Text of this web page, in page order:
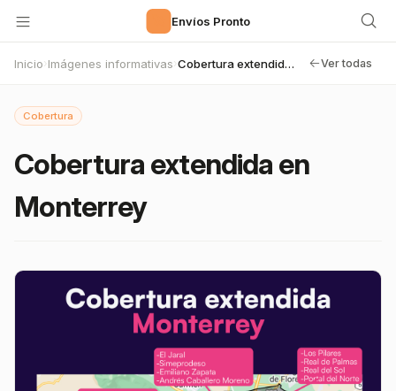
Envíos Pronto
Inicio› Imágenes informativas› Cobertura extendida en Monterrey Ver todas
Cobertura
Cobertura extendida en
Monterrey